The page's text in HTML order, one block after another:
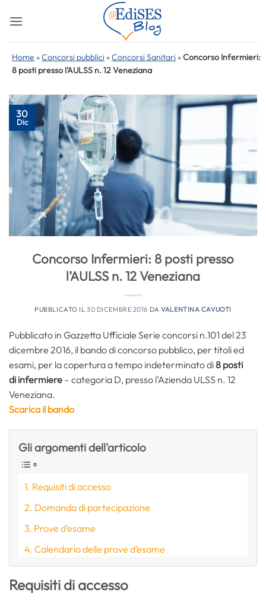
Home »Concorsi pubblici »Concorsi Sanitari »Concorso Infermieri:
8 posti presso l’AULSS n. 12 Veneziana
30
Dic
Concorso Infermieri: 8 posti presso
l’AULSS n. 12 Veneziana
PUBBLICATO IL30 DICEMBRE 2016 DAVALENTINA CAVUOTI
Pubblicato in Gazzetta Ufficiale Serie concorsi n.101 del 23
dicembre 2016, il bando di concorso pubblico, per titoli ed
esami, per la copertura a tempo indeterminato di8 posti
di infermiere – categoria D, presso l’Azienda ULSS n. 12
Veneziana.
Scarica il bando
Gli argomenti dell'articolo
Requisiti di accesso
Domanda di partecipazione
Prove d’esame
Calendario delle prove d’esame
Requisiti di accesso